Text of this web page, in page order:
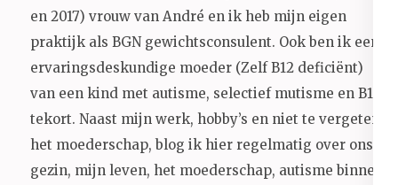
en 2017) vrouw van André en ik heb mijn eigen
praktijk als BGN gewichtsconsulent. Ook ben ik een
ervaringsdeskundige moeder (Zelf B12 deficiënt)
van een kind met autisme, selectief mutisme en B12
tekort. Naast mijn werk, hobby’s en niet te vergeten
het moederschap, blog ik hier regelmatig over ons
gezin, mijn leven, het moederschap, autisme binnen